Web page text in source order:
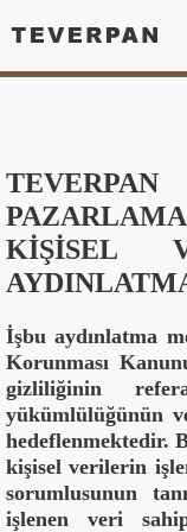
ÜRÜNLER
SATIŞ NOKTALARI
KVKK (MDF)
KVKK (DIŞ)
TR FR
PAZARLAMA
KİŞİSEL
İşbu aydınlatma
Korunması
gizliliğinin
yükümlülüğünün
hedeflenmektedir.
kişisel verilerin
sorumlusunun
işlenen veri